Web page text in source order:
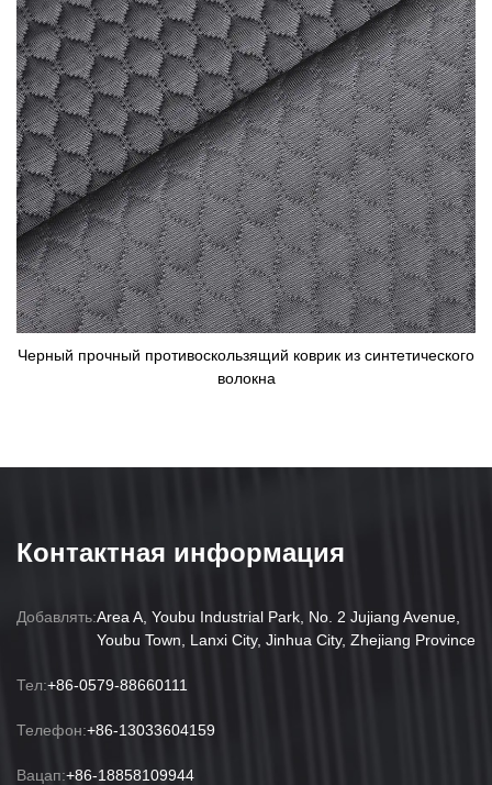
Черный прочный противоскользящий коврик из синтетического
волокна
Контактная информация
Добавлять:Area A, Youbu Industrial Park, No. 2 Jujiang Avenue,
Youbu Town, Lanxi City, Jinhua City, Zhejiang Province
Тел:+86-0579-88660111
Телефон:+86-13033604159
Вацап:+86-18858109944